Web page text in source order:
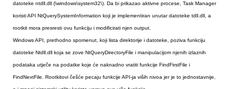
datoteke ntdll.dll (\windows\system32\). Da bi prikazao aktivne procese, Task Manager
koristi API NtQuerySystemInformation koji je implementiran unutar datoteke tdll.dll, a
rootkit mora presresti ovu funkciju i modificirati njen output.
Windows API, prethodno spomenut, koji lista direktorije i datoteke, poziva funkciju
datoteke Ntdll.dll koja se zove NtQueryDirectoryFile i manipulacijom njenih izlaznih
podataka utječe na podatke koje će naknadno vratiti funkcije FindFirstFile i
FindNextFile. Rootkitovi češće pecaju funkcije API-ja viših nivoa jer je to jednostavnije,